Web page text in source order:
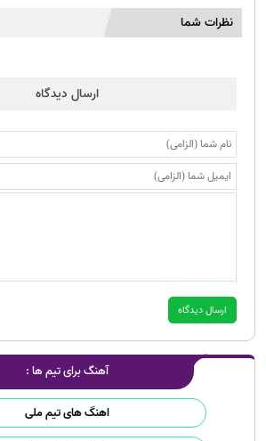
آهنگ برای تیم ها :
اهنگ های تیم ملی
نظرات شما
ارسال دیدگاه